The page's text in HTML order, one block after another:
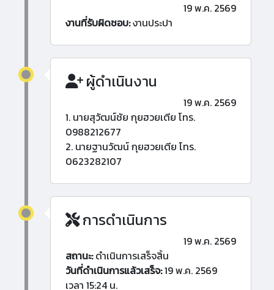
19 พ.ค. 2569
งานที่รับผิดชอบ:งานประปา
ผู้ดำเนินงาน
19 พ.ค. 2569
1. นายสุวัฒน์ชัย กุยฮวยเตีย โทร.
0988212677
2. นายฐานวัฒน์ กุยฮวยเตีย โทร.
0623282107
การดำเนินการ
19 พ.ค. 2569
สถานะ:ดำเนินการเสร็จสิ้น
วันที่ดำเนินการแล้วเสร็จ:19 พ.ค. 2569
เวลา 15:24 น.